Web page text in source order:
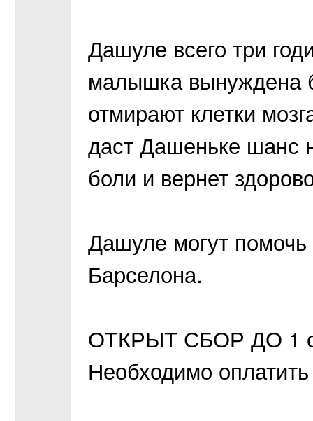
Дашуле всего три
малышка вынуждена
отмирают клетки
даст Дашеньке шанс
боли и вернет
Дашуле могут помочь
Барселона.
ОТКРЫТ СБОР ДО 1
Необходимо